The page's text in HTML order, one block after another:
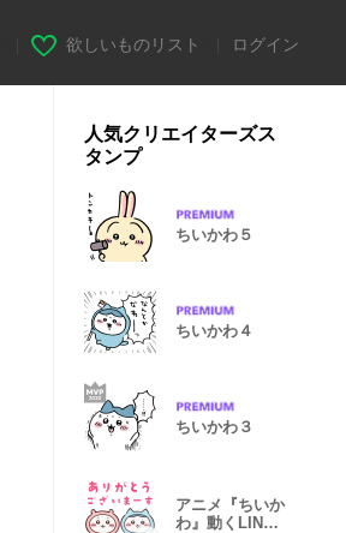
欲しいものリスト ログイン
人気クリエイターズス
タンプ
ちいかわ５
ちいかわ４
ちいかわ３
アニメ『ちいか
わ』動くLINE